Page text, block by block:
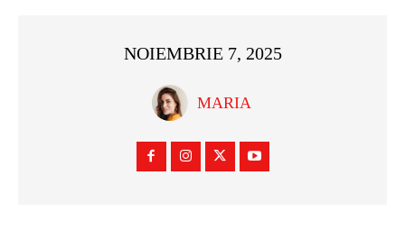
NOIEMBRIE 7, 2025
MARIA